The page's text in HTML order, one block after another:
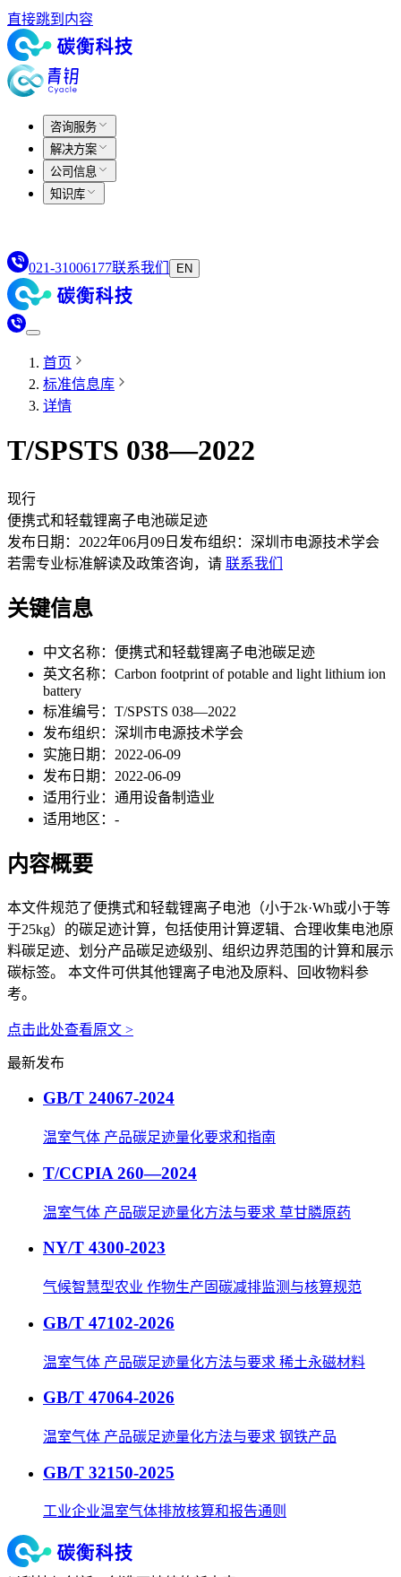
直接跳到内容
咨询服务
解决方案
公司信息
知识库
021-31006177联系我们 EN
首页
标准信息库
详情
T/SPSTS 038—2022
现行
便携式和轻载锂离子电池碳足迹
发布日期： 2022年06月09日 发布组织： 深圳市电源技术学会
若需专业标准解读及政策咨询，请 联系我们
关键信息
中文名称： 便携式和轻载锂离子电池碳足迹
英文名称： Carbon footprint of potable and light lithium ion
battery
标准编号： T/SPSTS 038—2022
发布组织： 深圳市电源技术学会
实施日期： 2022-06-09
发布日期： 2022-06-09
适用行业： 通用设备制造业
适用地区： -
内容概要
本文件规范了便携式和轻载锂离子电池（小于2k·Wh或小于等
于25kg）的碳足迹计算，包括使用计算逻辑、合理收集电池原
料碳足迹、划分产品碳足迹级别、组织边界范围的计算和展示
碳标签。 本文件可供其他锂离子电池及原料、回收物料参
考。
点击此处查看原文 >
最新发布
GB/T 24067-2024
温室气体 产品碳足迹量化要求和指南
T/CCPIA 260—2024
温室气体 产品碳足迹量化方法与要求 草甘膦原药
NY/T 4300-2023
气候智慧型农业 作物生产固碳减排监测与核算规范
GB/T 47102-2026
温室气体 产品碳足迹量化方法与要求 稀土永磁材料
GB/T 47064-2026
温室气体 产品碳足迹量化方法与要求 钢铁产品
GB/T 32150-2025
工业企业温室气体排放核算和报告通则